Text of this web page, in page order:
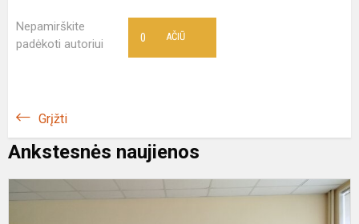
Nepamirškite
padėkoti autoriui
AČIŪ
0
Grįžti
Ankstesnės naujienos